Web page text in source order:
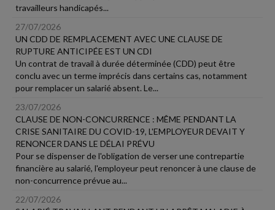
travailleurs handicapés...
27/07/2026
UN CDD DE REMPLACEMENT AVEC UNE CLAUSE DE
RUPTURE ANTICIPÉE EST UN CDI
Un contrat de travail à durée déterminée (CDD) peut être
conclu avec un terme imprécis dans certains cas, notamment
pour remplacer un salarié absent. Le...
23/07/2026
CLAUSE DE NON-CONCURRENCE : MÊME PENDANT LA
CRISE SANITAIRE DU COVID-19, L'EMPLOYEUR DEVAIT Y
RENONCER DANS LE DÉLAI PRÉVU
Pour se dispenser de l'obligation de verser une contrepartie
financière au salarié, l'employeur peut renoncer à une clause de
non-concurrence prévue au...
22/07/2026